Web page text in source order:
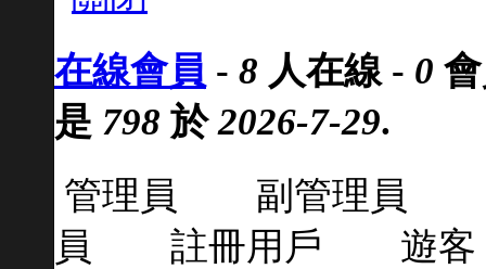
在線會員 - 8 人在線 - 0
是 798 於2026-7-29.
管理員
副管理員
員
註冊用戶
遊